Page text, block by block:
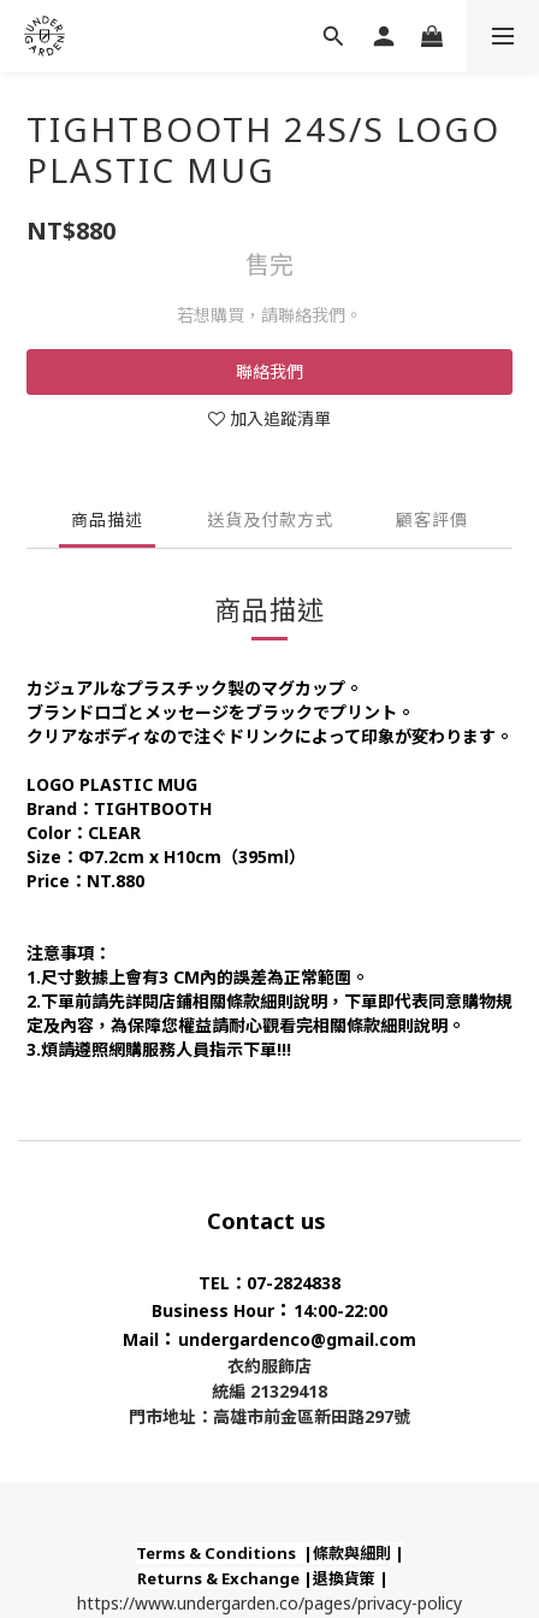
TIGHTBOOTH 24S/S LOGO
PLASTIC MUG
NT$880
售完
若想購買，請聯絡我們。
聯絡我們
加入追蹤清單
商品描述 送貨及付款方式 顧客評價
商品描述
カジュアルなプラスチック製のマグカップ。
ブランドロゴとメッセージをブラックでプリント。
クリアなボディなので注ぐドリンクによって印象が変わります。
LOGO PLASTIC MUG
Brand：TIGHTBOOTH
Color：CLEAR
Size：Φ7.2cm x H10cm（395ml）
Price：NT.880
注意事項：
1.尺寸數據上會有3 CM內的誤差為正常範圍。
2.下單前請先詳閱店鋪相關條款細則說明，下單即代表同意購物規
定及內容，為保障您權益請耐心觀看完相關條款細則說明。
3.煩請遵照網購服務人員指示下單!!!
Contact us
TEL：07-2824838
Business Hour ： 14:00-22:00
Mail ： undergardenco@gmail.com
衣約服飾店
統編 21329418
門市地址：高雄市前金區新田路297號
Terms & Conditions |條款與細則 |
Returns & Exchange |退換貨策 |
https://www.undergarden.co/pages/privacy-policy